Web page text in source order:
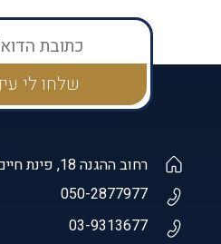
רחוב ההגנה 18, פינת חיים עוזר, פתח תקווה
050-2877977
03-9313677